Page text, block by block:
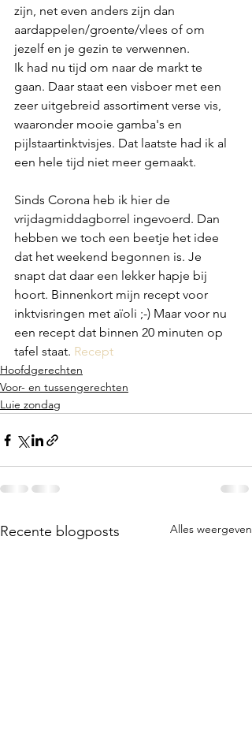
zijn, net even anders zijn dan
aardappelen/groente/vlees of om
jezelf en je gezin te verwennen.
Ik had nu tijd om naar de markt te
gaan. Daar staat een visboer met een
zeer uitgebreid assortiment verse vis,
waaronder mooie gamba's en
pijlstaartinktvisjes. Dat laatste had ik al
een hele tijd niet meer gemaakt.
Sinds Corona heb ik hier de
vrijdagmiddagborrel ingevoerd. Dan
hebben we toch een beetje het idee
dat het weekend begonnen is. Je
snapt dat daar een lekker hapje bij
hoort. Binnenkort mijn recept voor
inktvisringen met aïoli ;-) Maar voor nu
een recept dat binnen 20 minuten op
tafel staat. Recept
Hoofdgerechten
Voor- en tussengerechten
Luie zondag
Recente blogposts Alles weergeven